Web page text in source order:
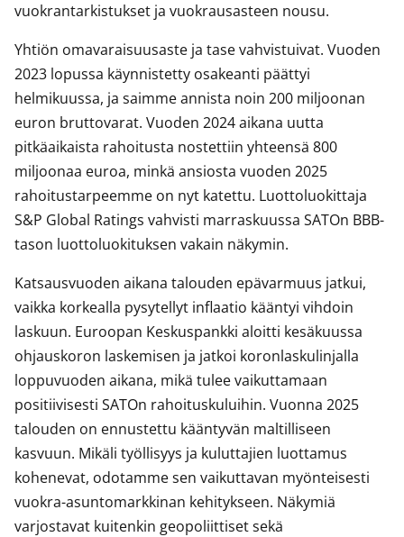
vuokrantarkistukset ja vuokrausasteen nousu.
Yhtiön omavaraisuusaste ja tase vahvistuivat. Vuoden
2023 lopussa käynnistetty osakeanti päättyi
helmikuussa, ja saimme annista noin 200 miljoonan
euron bruttovarat. Vuoden 2024 aikana uutta
pitkäaikaista rahoitusta nostettiin yhteensä 800
miljoonaa euroa, minkä ansiosta vuoden 2025
rahoitustarpeemme on nyt katettu. Luottoluokittaja
S&P Global Ratings vahvisti marraskuussa SATOn BBB-
tason luottoluokituksen vakain näkymin.
Katsausvuoden aikana talouden epävarmuus jatkui,
vaikka korkealla pysytellyt inflaatio kääntyi vihdoin
laskuun. Euroopan Keskuspankki aloitti kesäkuussa
ohjauskoron laskemisen ja jatkoi koronlaskulinjalla
loppuvuoden aikana, mikä tulee vaikuttamaan
positiivisesti SATOn rahoituskuluihin. Vuonna 2025
talouden on ennustettu kääntyvän maltilliseen
kasvuun. Mikäli työllisyys ja kuluttajien luottamus
kohenevat, odotamme sen vaikuttavan myönteisesti
vuokra-asuntomarkkinan kehitykseen. Näkymiä
varjostavat kuitenkin geopoliittiset sekä